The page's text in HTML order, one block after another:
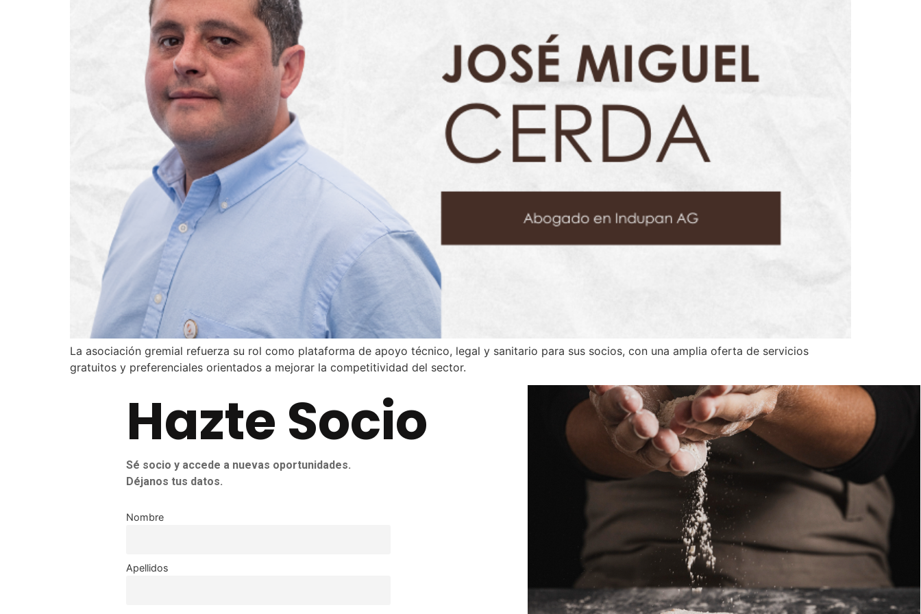
La asociación gremial refuerza su rol como plataforma de apoyo técnico, legal y sanitario para sus socios, con una amplia oferta de servicios
gratuitos y preferenciales orientados a mejorar la competitividad del sector.
Hazte Socio
Sé socio y accede a nuevas oportunidades.
Déjanos tus datos.
Nombre
Apellidos